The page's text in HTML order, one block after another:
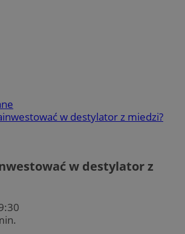
w destylator z miedzi?
w destylator z